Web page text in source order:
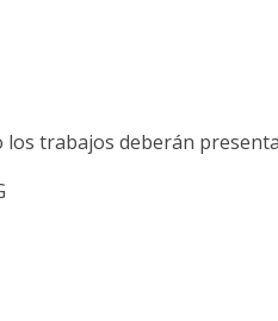
los trabajos deberán